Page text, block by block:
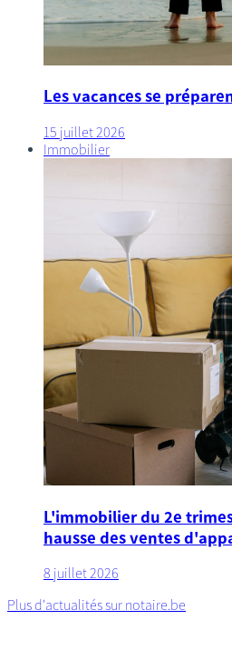
Les vacances se
15 juillet 2026
Immobilier
L'immobilier du 2e
hausse des ventes
8 juillet 2026
Plus d'actualités sur notaire.be